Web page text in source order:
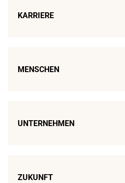
KARRIERE
MENSCHEN
UNTERNEHMEN
ZUKUNFT